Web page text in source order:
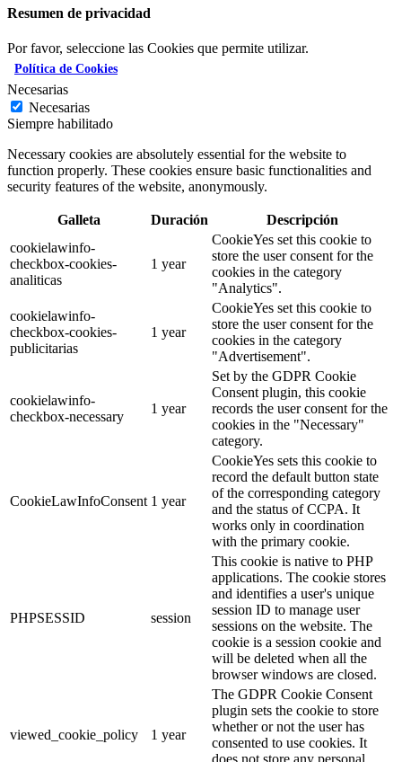
Resumen de privacidad
Por favor, seleccione las Cookies que permite utilizar.
Política de Cookies
Necesarias
Necesarias
Siempre habilitado
Necessary cookies are absolutely essential for the website to
function properly. These cookies ensure basic functionalities and
security features of the website, anonymously.
Galleta Duración
Descripción
cookielawinfo-
checkbox-cookies-
analiticas
1 year
CookieYes set this cookie to
store the user consent for the
cookies in the category
"Analytics".
cookielawinfo-
checkbox-cookies-
publicitarias
1 year
CookieYes set this cookie to
store the user consent for the
cookies in the category
"Advertisement".
cookielawinfo-
checkbox-necessary
1 year
Set by the GDPR Cookie
Consent plugin, this cookie
records the user consent for the
cookies in the "Necessary"
category.
CookieLawInfoConsent 1 year
CookieYes sets this cookie to
record the default button state
of the corresponding category
and the status of CCPA. It
works only in coordination
with the primary cookie.
PHPSESSID session
This cookie is native to PHP
applications. The cookie stores
and identifies a user's unique
session ID to manage user
sessions on the website. The
cookie is a session cookie and
will be deleted when all the
browser windows are closed.
viewed_cookie_policy 1 year
The GDPR Cookie Consent
plugin sets the cookie to store
whether or not the user has
consented to use cookies. It
does not store any personal